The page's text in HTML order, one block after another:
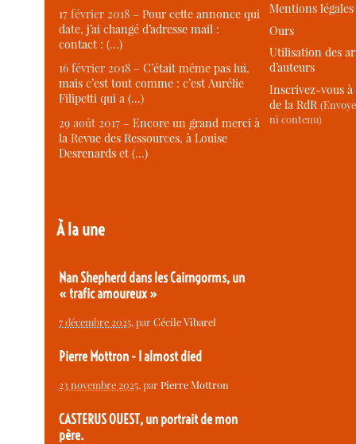
17 février 2018 –Pour cette annonce qui
date, j’ai changé d’adresse mail :
contact : (…)
16 février 2018 –C’était même pas lui,
mais c’est tout comme : c’est Aurélie
Filipetti qui a (…)
29 août 2017 –Encore un grand merci à
la Revue des Ressources, à Louise
Desrenards et (…)
À la une
Nan Shepherd dans les Cairngorms, un
« trafic amoureux »
7 décembre 2025, parCécile Vibarel
Pierre Mottron - I almost died
23 novembre 2025, parPierre Mottron
CASTERUS OUEST, un portrait de mon
père.
Mentions légales
Ours
Utilisation des
d’auteurs
Inscrivez-vous
de la RdR
ni contenu)